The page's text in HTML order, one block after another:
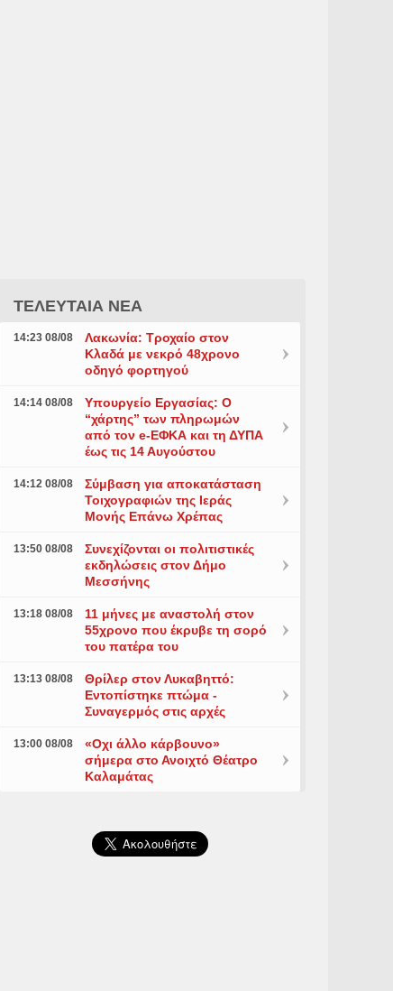
ΤΕΛΕΥΤΑΙΑ ΝΕΑ
14:23 08/08
Λακωνία: Τροχαίο στον
Κλαδά με νεκρό 48χρονο
οδηγό φορτηγού
14:14 08/08
Υπουργείο Εργασίας: Ο
“χάρτης” των πληρωμών
από τον e-ΕΦΚΑ και τη ΔΥΠΑ
έως τις 14 Αυγούστου
14:12 08/08
Σύμβαση για αποκατάσταση
Τοιχογραφιών της Ιεράς
Μονής Επάνω Χρέπας
13:50 08/08
Συνεχίζονται οι πολιτιστικές
εκδηλώσεις στον Δήμο
Μεσσήνης
13:18 08/08
11 μήνες με αναστολή στον
55χρονο που έκρυβε τη σορό
του πατέρα του
13:13 08/08
Θρίλερ στον Λυκαβηττό:
Εντοπίστηκε πτώμα -
Συναγερμός στις αρχές
13:00 08/08
«Οχι άλλο κάρβουνο»
σήμερα στο Ανοιχτό Θέατρο
Καλαμάτας